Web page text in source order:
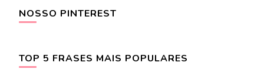
NOSSO PINTEREST
TOP 5 FRASES MAIS POPULARES